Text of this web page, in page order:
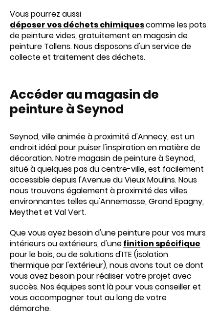
Vous pourrez aussi
déposer vos déchets chimiquescomme les pots
de peinture vides, gratuitement en magasin de
peinture Tollens. Nous disposons d'un service de
collecte et traitement des déchets.
Accéder au magasin de
peinture à Seynod
Seynod, ville animée à proximité d'Annecy, est un
endroit idéal pour puiser l'inspiration en matière de
décoration. Notre magasin de peinture à Seynod,
situé à quelques pas du centre-ville, est facilement
accessible depuis l'Avenue du Vieux Moulins. Nous
nous trouvons également à proximité des villes
environnantes telles qu'Annemasse, Grand Epagny,
Meythet et Val Vert.
Que vous ayez besoin d'une peinture pour vos murs
intérieurs ou extérieurs, d'unefinition spécifique
pour le bois, ou de solutions d'ITE (isolation
thermique par l'extérieur), nous avons tout ce dont
vous avez besoin pour réaliser votre projet avec
succès. Nos équipes sont là pour vous conseiller et
vous accompagner tout au long de votre
démarche.